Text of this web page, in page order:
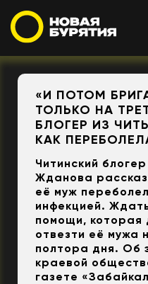
«И ПОТОМ
ТОЛЬКО НА
БЛОГЕР ИЗ
КАК
Читинский
Жданова
её муж
инфекцией.
помощи, которая
отвезти её мужа
полтора дня. Об
краевой
газете